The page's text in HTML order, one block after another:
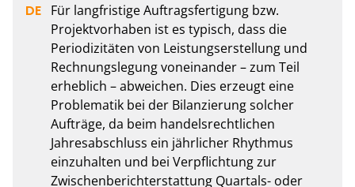
Für langfristige Auftragsfertigung bzw.
Projektvorhaben ist es typisch, dass die
Periodizitäten von Leistungserstellung und
Rechnungslegung voneinander – zum Teil
erheblich – abweichen. Dies erzeugt eine
Problematik bei der Bilanzierung solcher
Aufträge, da beim handelsrechtlichen
Jahresabschluss ein jährlicher Rhythmus
einzuhalten und bei Verpflichtung zur
Zwischenberichterstattung Quartals- oder